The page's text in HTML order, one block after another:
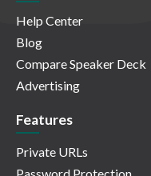
Help Center
Blog
Compare Speaker Deck
Advertising
Features
Private URLs